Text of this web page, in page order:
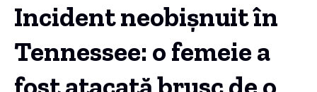
Incident neobișnuit în
Tennessee: o femeie a